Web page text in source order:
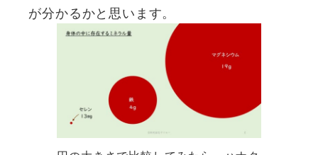
が分かるかと思います。